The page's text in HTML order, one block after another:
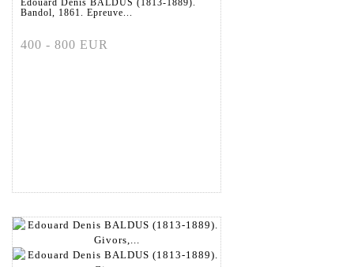
Edouard Denis BALDUS (1813-1889).
Bandol, 1861. Epreuve...
400 - 800 EUR